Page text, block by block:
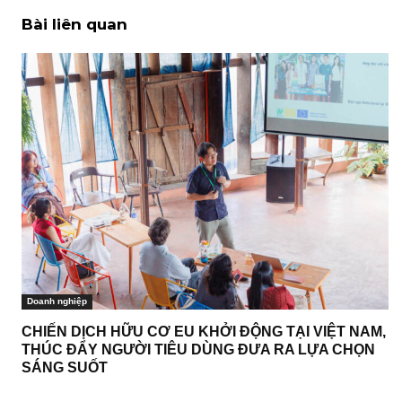
Bài liên quan
Doanh nghiệp
CHIẾN DỊCH HỮU CƠ EU KHỞI ĐỘNG TẠI VIỆT NAM,
THÚC ĐẨY NGƯỜI TIÊU DÙNG ĐƯA RA LỰA CHỌN
SÁNG SUỐT